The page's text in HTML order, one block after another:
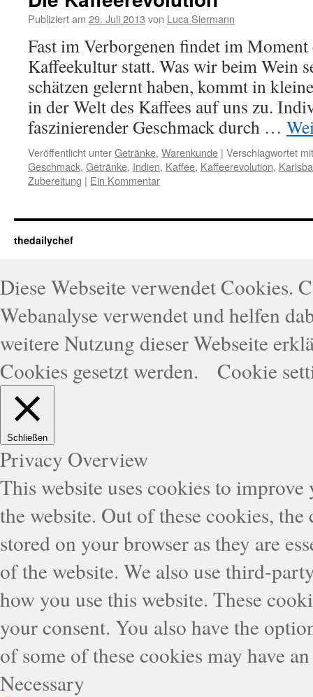
Publiziert am 29. Juli 2013 von Luca Siermann
Fast im Verborgenen findet im
Kaffeekultur statt. Was wir beim Wein
schätzen gelernt haben, kommt in
in der Welt des Kaffees auf uns zu.
faszinierender Geschmack durch …
Veröffentlicht unterGetränke, Warenkunde | Verschlagwortet mit
Geschmack, Getränke, Indien, Kaffee, Kaffeerevolution,
Zubereitung | Ein Kommentar
thedailychef
Diese Webseite verwendet Cookies.
Webanalyse verwendet und helfen
weitere Nutzung dieser Webseite
Cookies gesetzt werden.
Cookie
Schließen
Privacy Overview
This website uses cookies to
the website. Out of these cookies,
stored on your browser as they are
of the website. We also use third-
how you use this website. These
your consent. You also have the
of some of these cookies may have
Necessary